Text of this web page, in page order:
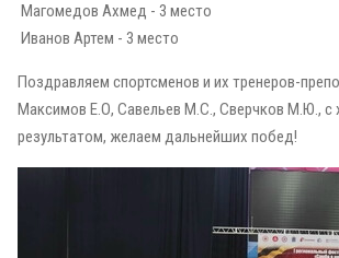
Магомедов Ахмед - 3 место
Иванов Артем - 3 место
Поздравляем спортсменов и их тренеров-
Максимов Е.О, Савельев М.С., Сверчков М.Ю., с
результатом, желаем дальнейших побед!